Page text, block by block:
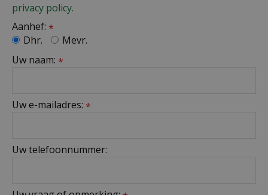
privacy policy.
Aanhef: *
Dhr.
Mevr.
Uw naam: *
Uw e-mailadres: *
Uw telefoonnummer: